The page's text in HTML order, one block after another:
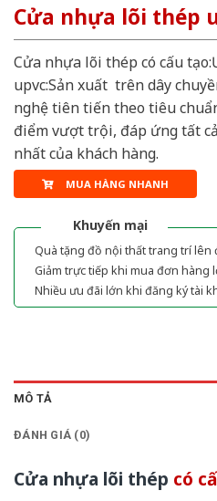
Cửa nhựa lõi thép
Cửa nhựa lõi thép có cấu
upvc:Sản xuất trên dây
nghệ tiên tiến theo tiêu
điểm vượt trội, đáp ứng tất
nhất của khách hàng.
MUA HÀNG NHANH
Khuyến mại
Quà tặng đồ nội thất trang trí lên
Giảm trực tiếp khi mua đơn hàng
Nhiều ưu đãi lớn khi đăng ký tài
MÔ TẢ
ĐÁNH GIÁ (0)
Cửa nhựa lõi thép có